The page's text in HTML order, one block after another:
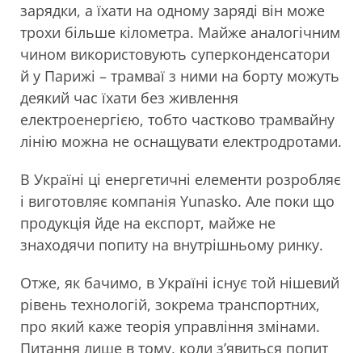
зарядки, а їхати на одному заряді він може
трохи більше кілометра. Майже аналогічним
чином використовують суперконденсатори
й у Парижі – трамваї з ними на борту можуть
деякий час їхати без живлення
електроенергією, тобто частково трамвайну
лінію можна не оснащувати електродротами.
В Україні ці енергетичні елементи розробляє
і виготовляє компанія Yunasko. Але поки що
продукція йде на експорт, майже не
знаходячи попиту на внутрішньому ринку.
Отже, як бачимо, в Україні існує той нішевий
рівень технологій, зокрема транспортних,
про який каже теорія управління змінами.
Питання лише в тому, коли з’явиться попит